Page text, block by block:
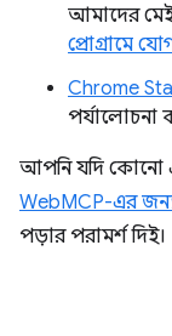
আমাদের
প্রোগ্রামে
Chrome
পর্যালোচনা
আপনি যদি কোনো
WebMCP-এর জন্য
পড়ার পরামর্শ দিই।